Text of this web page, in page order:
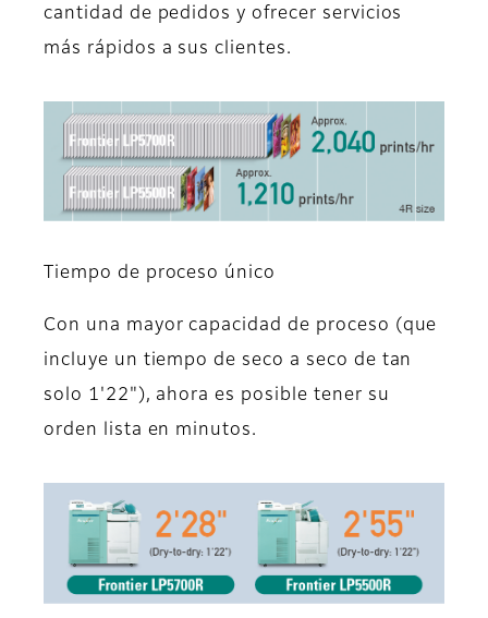
cantidad de pedidos y ofrecer servicios
más rápidos a sus clientes.
Tiempo de proceso único
Con una mayor capacidad de proceso (que
incluye un tiempo de seco a seco de tan
solo 1'22"), ahora es posible tener su
orden lista en minutos.